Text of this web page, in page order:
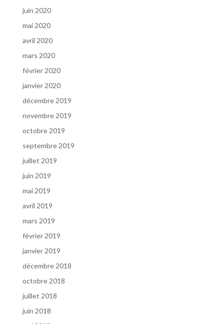
juin 2020
mai 2020
avril 2020
mars 2020
février 2020
janvier 2020
décembre 2019
novembre 2019
octobre 2019
septembre 2019
juillet 2019
juin 2019
mai 2019
avril 2019
mars 2019
février 2019
janvier 2019
décembre 2018
octobre 2018
juillet 2018
juin 2018